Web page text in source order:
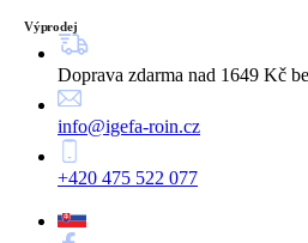
Doprava zdarma nad 1649 Kč
info@igefa-roin.cz
+420 475 522 077
Výprodej